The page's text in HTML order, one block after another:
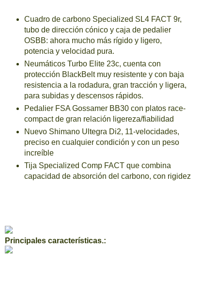
Cuadro de carbono Specialized SL4 FACT 9r,
tubo de dirección cónico y caja de pedalier
OSBB: ahora mucho más rígido y ligero,
potencia y velocidad pura.
Neumáticos Turbo Elite 23c, cuenta con
protección BlackBelt muy resistente y con baja
resistencia a la rodadura, gran tracción y ligera,
para subidas y descensos rápidos.
Pedalier FSA Gossamer BB30 con platos race-
compact de gran relación ligereza/fiabilidad
Nuevo Shimano Ultegra Di2, 11-velocidades,
preciso en cualquier condición y con un peso
increíble
Tija Specialized Comp FACT que combina
capacidad de absorción del carbono, con rigidez
Principales características.: